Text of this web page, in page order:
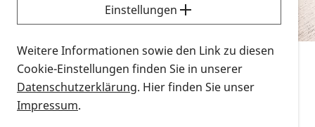
suchen und dieses bestellen bzw. herunterladen
können? Schauen Sie sich dieErklärvideos zum
Thema Infomaterial auf der PRO RETINA-Website
für blinde und sehbehinderte Menschen an.
Auf dieser Seite finden Sie sämtliches Infomaterial
Einstellungen
Weitere Informationen sowie den Link zu diesen
Cookie-Einstellungen finden Sie in unserer
Datenschutzerklärung. Hier finden Sie unser
Impressum.